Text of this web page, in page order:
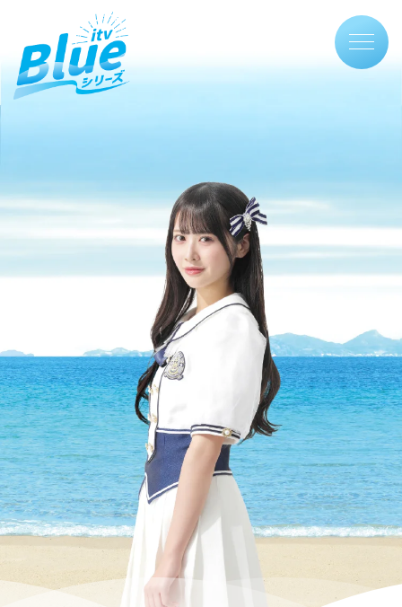
TOP
事業の想い
itv Blue シリーズとは
動画で見る